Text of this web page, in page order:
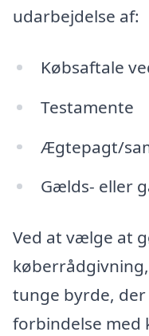
udarbejdelse af:
Købsaftale
Testamente
Ægtepagt/
Gælds- eller
Ved at vælge at
tunge byrde,
forbindelse med